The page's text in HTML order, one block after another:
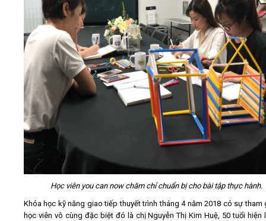
Học viên you can now chăm chỉ chuẩn bị cho bài tập thực hành.
Khóa học kỹ năng giao tiếp thuyết trình tháng 4 năm 2018 có sự tham
học viên vô cùng đặc biệt đó là chị Nguyễn Thị Kim Huệ, 50 tuổi hiện